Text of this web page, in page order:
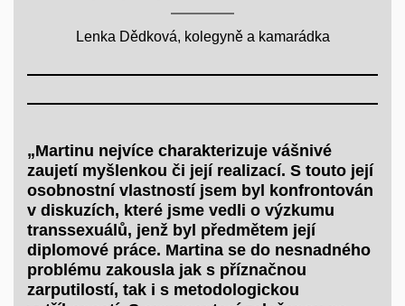
Lenka Dědková, kolegyně a kamarádka
„Martinu nejvíce charakterizuje vášnivé
zaujetí myšlenkou či její realizací. S touto její
osobnostní vlastností jsem byl konfrontován
v diskuzích, které jsme vedli o výzkumu
transsexuálů, jenž byl předmětem její
diplomové práce. Martina se do nesnadného
problému zakousla jak s příznačnou
zarputilostí, tak i s metodologickou